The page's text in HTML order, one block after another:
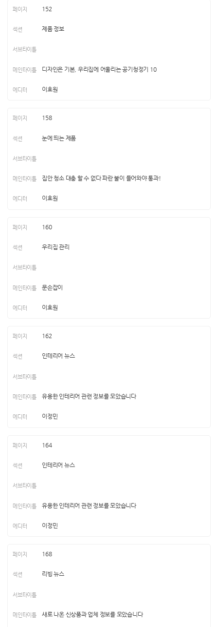
152
제품 정보
디자인은 기본, 우리집에 어울리는 공기청정기 10
이효원
158
눈에 띄는 제품
집안 청소 대충 할 수 없다 파란 불이 들어와야 통과!
이효원
160
우리집 관리
문손잡이
이효원
162
인테리어 뉴스
유용한 인테리어 관련 정보를 모았습니다
이정민
164
인테리어 뉴스
유용한 인테리어 관련 정보를 모았습니다
이정민
168
리빙 뉴스
새로 나온 신상품과 업체 정보를 모았습니다